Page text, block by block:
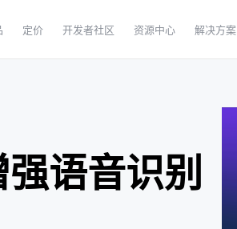
定价 开发者社区 资源中心 解决方案
语音识别